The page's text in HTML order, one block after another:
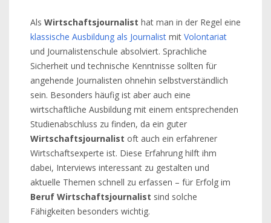
Als Wirtschaftsjournalist hat man in der Regel eine
klassische Ausbildung als Journalist mit Volontariat
und Journalistenschule absolviert. Sprachliche
Sicherheit und technische Kenntnisse sollten für
angehende Journalisten ohnehin selbstverständlich
sein. Besonders häufig ist aber auch eine
wirtschaftliche Ausbildung mit einem entsprechenden
Studienabschluss zu finden, da ein guter
Wirtschaftsjournalist oft auch ein erfahrener
Wirtschaftsexperte ist. Diese Erfahrung hilft ihm
dabei, Interviews interessant zu gestalten und
aktuelle Themen schnell zu erfassen – für Erfolg im
Beruf Wirtschaftsjournalist sind solche
Fähigkeiten besonders wichtig.